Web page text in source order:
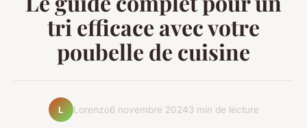
tri efficace avec votre
poubelle de cuisine
L Lorenzo6 novembre 20243 min de lecture